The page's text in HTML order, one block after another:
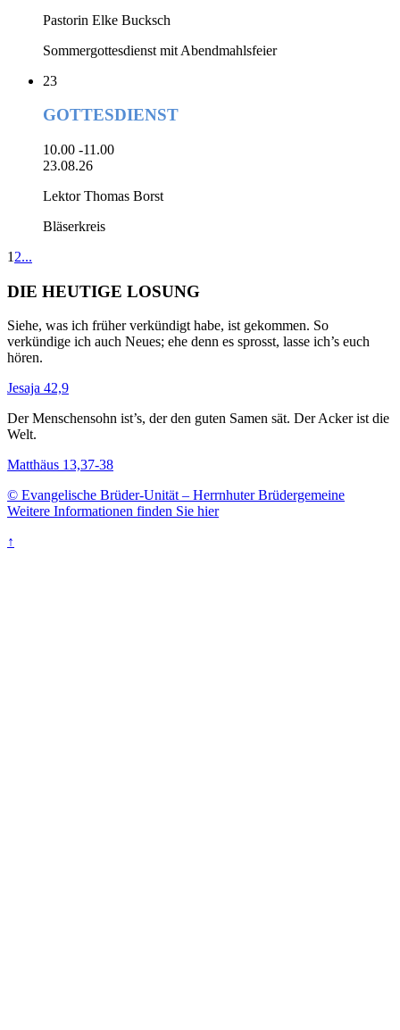
Pastorin Elke Bucksch
Sommergottesdienst mit Abendmahlsfeier
23
GOTTESDIENST
10.00 -11.00
23.08.26
Lektor Thomas Borst
Bläserkreis
1 2...
DIE HEUTIGE LOSUNG
Siehe, was ich früher verkündigt habe, ist gekommen. So
verkündige ich auch Neues; ehe denn es sprosst, lasse ich’s euch
hören.
Jesaja 42,9
Der Menschensohn ist’s, der den guten Samen sät. Der Acker ist die
Welt.
Matthäus 13,37-38
© Evangelische Brüder-Unität – Herrnhuter Brüdergemeine
Weitere Informationen finden Sie hier
↑